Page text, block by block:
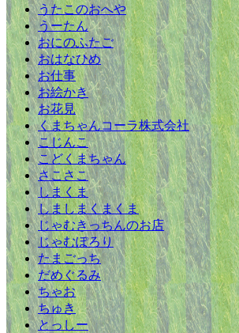
うたこのおへや
うーたん
おにのふたご
おはなひめ
お仕事
お絵かき
お花見
くまちゃんコーラ株式会社
こじんこ
こどくまちゃん
さこさこ
しまくま
しましまくまくま
じゃむきっちんのお店
じゃむぽろり
たまごっち
だめぐるみ
ちゃお
ちゅき
とっしー